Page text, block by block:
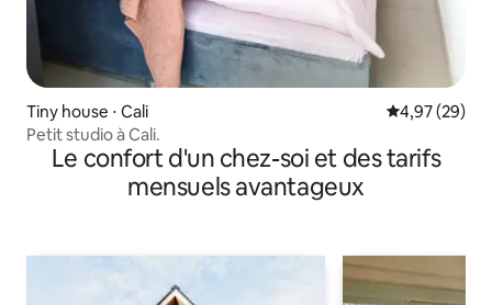
Tiny house ⋅ Cali Évaluation
4,97 (29)
Petit studio à Cali.
Le confort d'un chez-soi et des tarifs
mensuels avantageux